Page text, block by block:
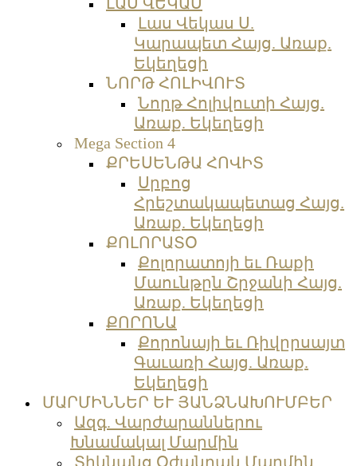
Լաս Վեկաս Ս.
Կարապետ Հայց. Առաք.
Եկեղեցի
ՆՈՐԹ ՀՈԼԻՎՈՒՏ
Նորթ Հոլիվուտի Հայց.
Առաք. Եկեղեցի
Mega Section 4
ՔՐԵՍԵՆԹԱ ՀՈՎԻՏ
Սրբոց
Հրեշտակապետաց Հայց.
Առաք. Եկեղեցի
ՔՈԼՈՐԱՏՕ
Քոլորատոյի եւ Ռաքի
Մաունթըն Շրջանի Հայց.
Առաք. Եկեղեցի
ՔՈՐՈՆԱ
Քորոնայի եւ Ռիվըրսայտ
Գաւառի Հայց. Առաք.
Եկեղեցի
ՄԱՐՄԻՆՆԵՐ ԵՒ ՅԱՆՁՆԱԽՈՒՄԲԵՐ
Ազգ. Վարժարաններու
Խնամակալ Մարմին
Տիկնանց Օժանդակ Մարմին